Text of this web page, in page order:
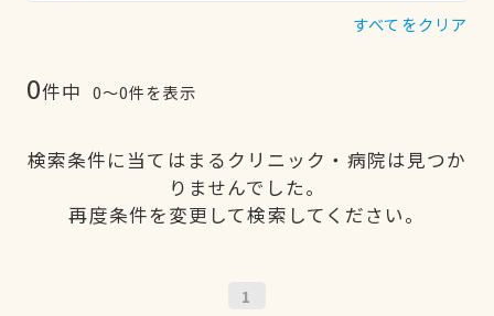
すべてをクリア
0件中 0〜0件を表示
検索条件に当てはまるクリニック・病院は見つか
りませんでした。
再度条件を変更して検索してください。
1